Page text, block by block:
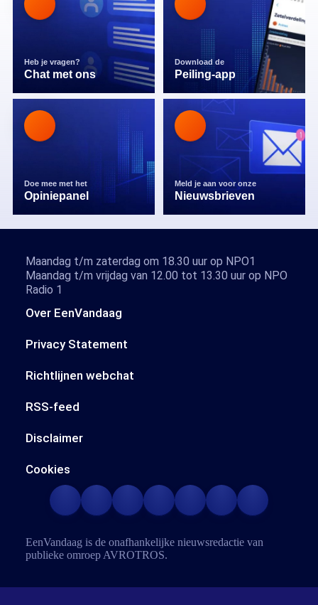
Heb je vragen?
Chat met ons
Download de
Peiling-app
Doe mee met het
Opiniepanel
Meld je aan voor onze
Nieuwsbrieven
Over EenVandaag
Privacy Statement
Richtlijnen webchat
RSS-feed
Disclaimer
Cookies
Maandag t/m zaterdag om 18.30 uur op NPO1
Maandag t/m vrijdag van 12.00 tot 13.30 uur op NPO
Radio 1
EenVandaag is de onafhankelijke nieuwsredactie van
publieke omroep AVROTROS.